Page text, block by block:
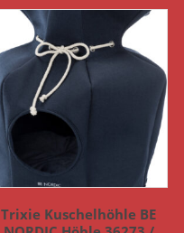
Trixie Kuschelhöhle BE